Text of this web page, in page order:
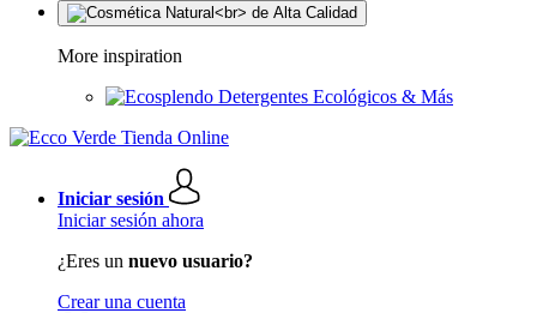
More inspiration
Detergentes Ecológicos & Más
Iniciar sesión
Iniciar sesión ahora
¿Eres un nuevo usuario?
Crear una cuenta